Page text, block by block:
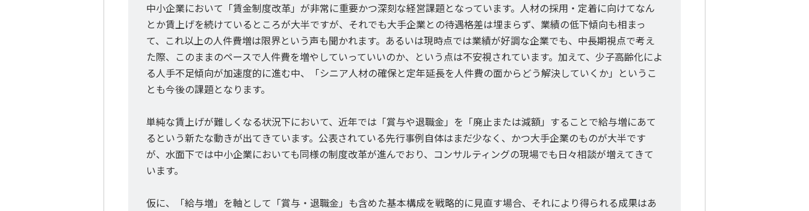
中小企業において「賃金制度改革」が非常に重要かつ深刻な経営課題となっています。人材の採用・定着に向けてなん
とか賃上げを続けているところが大半ですが、それでも大手企業との待遇格差は埋まらず、業績の低下傾向も相まっ
て、これ以上の人件費増は限界という声も聞かれます。あるいは現時点では業績が好調な企業でも、中長期視点で考え
た際、このままのペースで人件費を増やしていっていいのか、という点は不安視されています。加えて、少子高齢化によ
る人手不足傾向が加速度的に進む中、「シニア人材の確保と定年延長を人件費の面からどう解決していくか」というこ
とも今後の課題となります。
単純な賃上げが難しくなる状況下において、近年では「賞与や退職金」を「廃止または減額」することで給与増にあて
るという新たな動きが出てきています。公表されている先行事例自体はまだ少なく、かつ大手企業のものが大半です
が、水面下では中小企業においても同様の制度改革が進んでおり、コンサルティングの現場でも日々相談が増えてきて
います。
仮に、「給与増」を軸として「賞与・退職金」も含めた基本構成を戦略的に見直す場合、それにより得られる成果はあ